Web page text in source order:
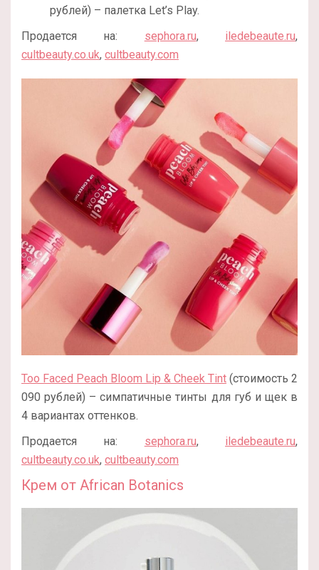
рублей) – палетка Let’s Play.
Продается на: sephora.ru, iledebeaute.ru,
cultbeauty.co.uk, cultbeauty.com
Too Faced Peach Bloom Lip & Cheek Tint (стоимость 2
090 рублей) – симпатичные тинты для губ и щек в
4 вариантах оттенков.
Продается на: sephora.ru, iledebeaute.ru,
cultbeauty.co.uk, cultbeauty.com
Крем от African Botanics